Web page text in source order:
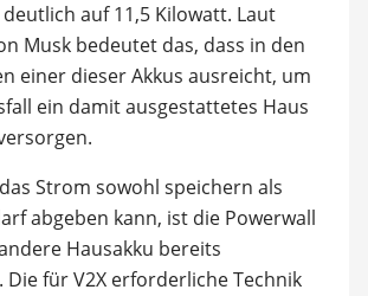
auf 11,5 Kilowatt. Laut
Musk bedeutet das, dass in den
einer dieser Akkus ausreicht, um
ein damit ausgestattetes Haus
Strom sowohl speichern als
abgeben kann, ist die Powerwall
Hausakku bereits
für V2X erforderliche Technik